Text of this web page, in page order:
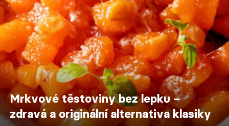
Mrkvové těstoviny bez lepku –
zdravá a originální alternativa klasiky